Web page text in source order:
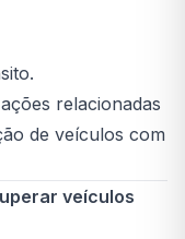
relacionadas
de veículos com
veículos